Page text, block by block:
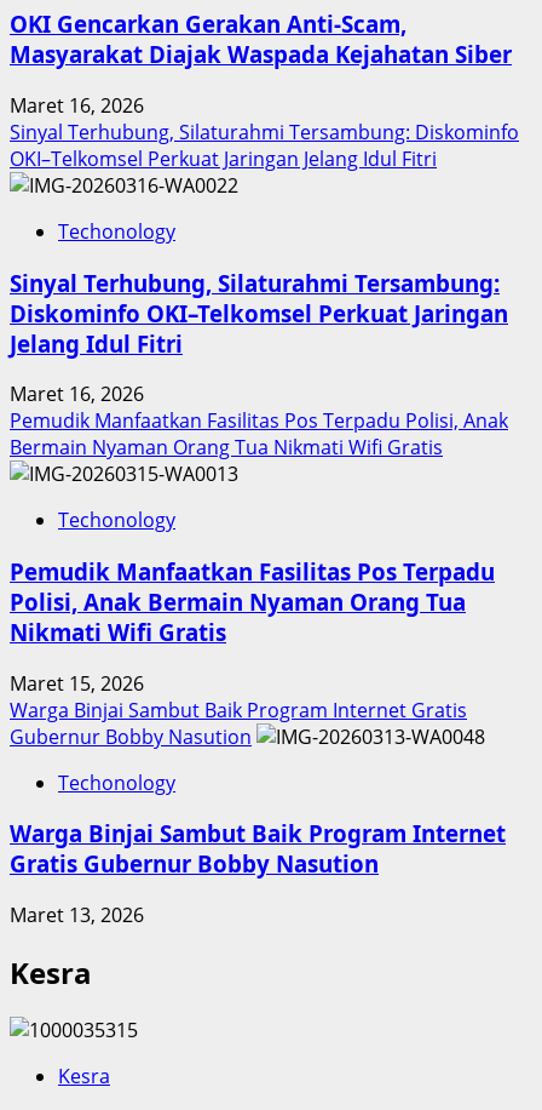
Sumut
Berbuah
Penghargaan
Nasional
OKI Gencarkan Gerakan Anti-Scam,
Masyarakat Diajak Waspada Kejahatan Siber
Maret 16, 2026
Sinyal Terhubung, Silaturahmi Tersambung: Diskominfo
OKI–Telkomsel Perkuat Jaringan Jelang Idul Fitri
Techonology
Sinyal Terhubung, Silaturahmi Tersambung:
Diskominfo OKI–Telkomsel Perkuat Jaringan
Jelang Idul Fitri
Maret 16, 2026
Pemudik Manfaatkan Fasilitas Pos Terpadu Polisi, Anak
Bermain Nyaman Orang Tua Nikmati Wifi Gratis
Techonology
Pemudik Manfaatkan Fasilitas Pos Terpadu
Polisi, Anak Bermain Nyaman Orang Tua
Nikmati Wifi Gratis
Maret 15, 2026
Warga Binjai Sambut Baik Program Internet Gratis
Gubernur Bobby Nasution
Techonology
Warga Binjai Sambut Baik Program Internet
Gratis Gubernur Bobby Nasution
Maret 13, 2026
Kesra
Kesra